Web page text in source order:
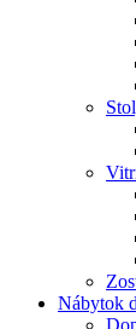
Nábytok